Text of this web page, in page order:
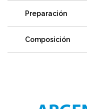
Preparación
Composición